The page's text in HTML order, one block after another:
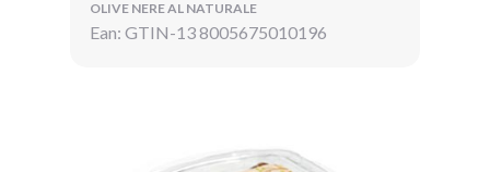
OLIVE NERE AL NATURALE
Ean: GTIN-13 8005675010196